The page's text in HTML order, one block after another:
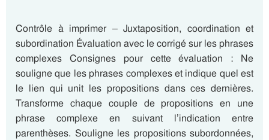
Contrôle à imprimer – Juxtaposition, coordination et
subordination Évaluation avec le corrigé sur les phrases
complexes Consignes pour cette évaluation : Ne
souligne que les phrases complexes et indique quel est
le lien qui unit les propositions dans ces dernières.
Transforme chaque couple de propositions en une
phrase complexe en suivant l’indication entre
parenthèses. Souligne les propositions subordonnées,